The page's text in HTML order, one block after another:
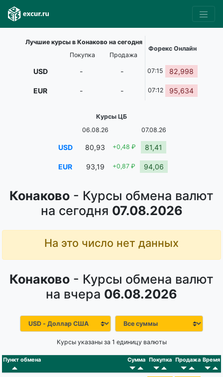
Конаково - Курсы обмена валют
на сегодня 07.08.2026
На это число нет данных
Конаково - Курсы обмена валют
на вчера 06.08.2026
Курсы указаны за 1 единицу валюты
Пункт обмена Сумма Покупка Продажа Время
Лучшие курсы в Конаково на сегодня
Форекс Онлайн
Покупка
Продажа
USD - - 07:15 82,998
EUR - - 07:12 95,634
Курсы ЦБ
06.08.26
07.08.26
USD 80,93 +0,48 ₽ 81,41
EUR 93,19 +0,87 ₽ 94,06